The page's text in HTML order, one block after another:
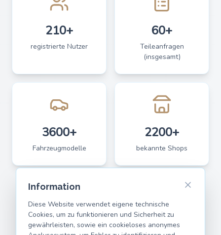
210+
registrierte Nutzer
60+
Teileanfragen
(insgesamt)
3600+
Fahrzeugmodelle
2200+
bekannte Shops
Information
Diese Website verwendet eigene technische
Cookies, um zu funktionieren und Sicherheit zu
gewährleisten, sowie ein cookieloses anonymes